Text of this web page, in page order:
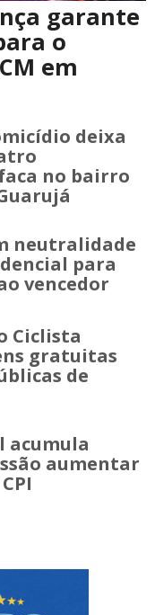
garante
o
em
deixa
no bairro
neutralidade
para
vencedor
Ciclista
gratuitas
de
acumula
aumentar